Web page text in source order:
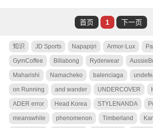
首页 1 下一页
知识 JD Sports Napapijri Armor-Lux
GymCoffee Billabong Ryderwear
Maharishi Namacheko balenciaga
on Running and wander UNDERCOVER
ADER error Head Korea STYLENANDA
meanswhile phenomenon Timberland